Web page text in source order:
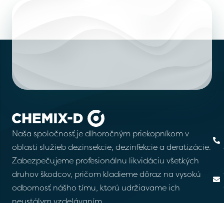
Naša spoločnosť je dlhoročným priekopníkom v
oblasti služieb dezinsekcie, dezinfekcie a deratizácie.
Zabezpečujeme profesionálnu likvidáciu všetkých
druhov škodcov, pričom kladieme dôraz na vysokú
odbornosť nášho tímu, ktorú udržiavame ich
O